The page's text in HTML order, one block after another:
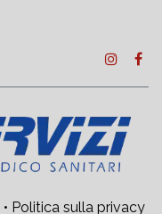
• Politica sulla privacy